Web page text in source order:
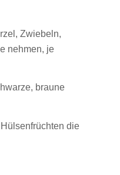
Zwiebeln,
nehmen, je
braune
die